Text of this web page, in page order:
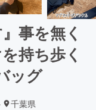
事を無く
持ち歩く
ッグ
千葉県